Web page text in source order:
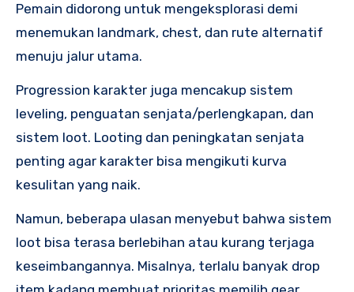
Pemain didorong untuk mengeksplorasi demi
menemukan landmark, chest, dan rute alternatif
menuju jalur utama.
Progression karakter juga mencakup sistem
leveling, penguatan senjata/perlengkapan, dan
sistem loot. Looting dan peningkatan senjata
penting agar karakter bisa mengikuti kurva
kesulitan yang naik.
Namun, beberapa ulasan menyebut bahwa sistem
loot bisa terasa berlebihan atau kurang terjaga
keseimbangannya. Misalnya, terlalu banyak drop